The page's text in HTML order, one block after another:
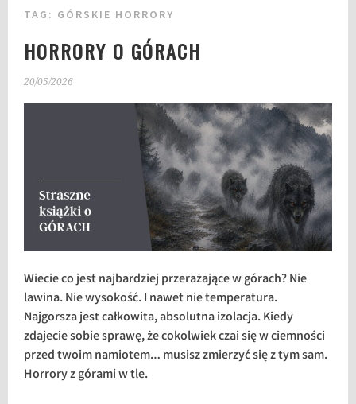
TAG: GÓRSKIE HORRORY
HORRORY O GÓRACH
20/05/2026
Wiecie co jest najbardziej przerażające w górach? Nie
lawina. Nie wysokość. I nawet nie temperatura.
Najgorsza jest całkowita, absolutna izolacja. Kiedy
zdajecie sobie sprawę, że cokolwiek czai się w ciemności
przed twoim namiotem… musisz zmierzyć się z tym sam.
Horrory z górami w tle.